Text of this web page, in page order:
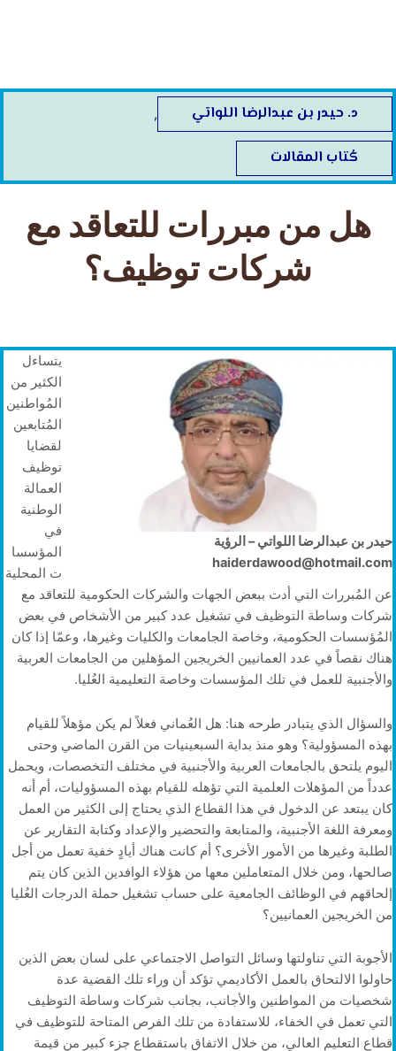
د. حيدر بن عبدالرضا اللواتي ,
كُتاب المقالات
هل من مبررات للتعاقد مع
شركات توظيف؟
حيدر بن عبدالرضا اللواتي – الرؤية
haiderdawood@hotmail.com
يتساءل
الكثير من
المُواطنين
المُتابعين
لقضايا
توظيف
العمالة
الوطنية
في
المؤسسا
ت المحلية
عن المُبررات التي أدت ببعض الجهات والشركات الحكومية للتعاقد مع
شركات وساطة التوظيف في تشغيل عدد كبير من الأشخاص في بعض
المُؤسسات الحكومية، وخاصة الجامعات والكليات وغيرها، وعمّا إذا كان
هناك نقصاً في عدد العمانيين الخريجين المؤهلين من الجامعات العربية
والأجنبية للعمل في تلك المؤسسات وخاصة التعليمية العُليا.
والسؤال الذي يتبادر طرحه هنا: هل العُماني فعلاً لم يكن مؤهلاً للقيام
بهذه المسؤولية؟ وهو منذ بداية السبعينيات من القرن الماضي وحتى
اليوم يلتحق بالجامعات العربية والأجنبية في مختلف التخصصات، ويحمل
عدداً من المؤهلات العلمية التي تؤهله للقيام بهذه المسؤوليات، أم أنه
كان يبتعد عن الدخول في هذا القطاع الذي يحتاج إلى الكثير من العمل
ومعرفة اللغة الأجنبية، والمتابعة والتحضير والإعداد وكتابة التقارير عن
الطلبة وغيرها من الأمور الأخرى؟ أم كانت هناك أيادٍ خفية تعمل من أجل
صالحها، ومن خلال المتعاملين معها من هؤلاء الوافدين الذين كان يتم
إلحاقهم في الوظائف الجامعية على حساب تشغيل حملة الدرجات العُليا
من الخريجين العمانيين؟
الأجوبة التي تناولتها وسائل التواصل الاجتماعي على لسان بعض الذين
حاولوا الالتحاق بالعمل الأكاديمي تؤكد أن وراء تلك القضية عدة
شخصيات من المواطنين والأجانب، بجانب شركات وساطة التوظيف
التي تعمل في الخفاء، للاستفادة من تلك الفرص المتاحة للتوظيف في
قطاع التعليم العالي، من خلال الاتفاق باستقطاع جزء كبير من قيمة